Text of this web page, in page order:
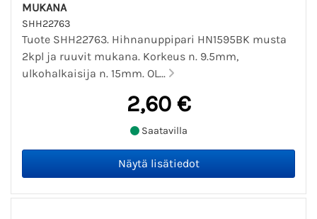
MUKANA
SHH22763
Tuote SHH22763. Hihnanuppipari HN1595BK musta
2kpl ja ruuvit mukana. Korkeus n. 9.5mm,
ulkohalkaisija n. 15mm. OL...
2,60 €
Saatavilla